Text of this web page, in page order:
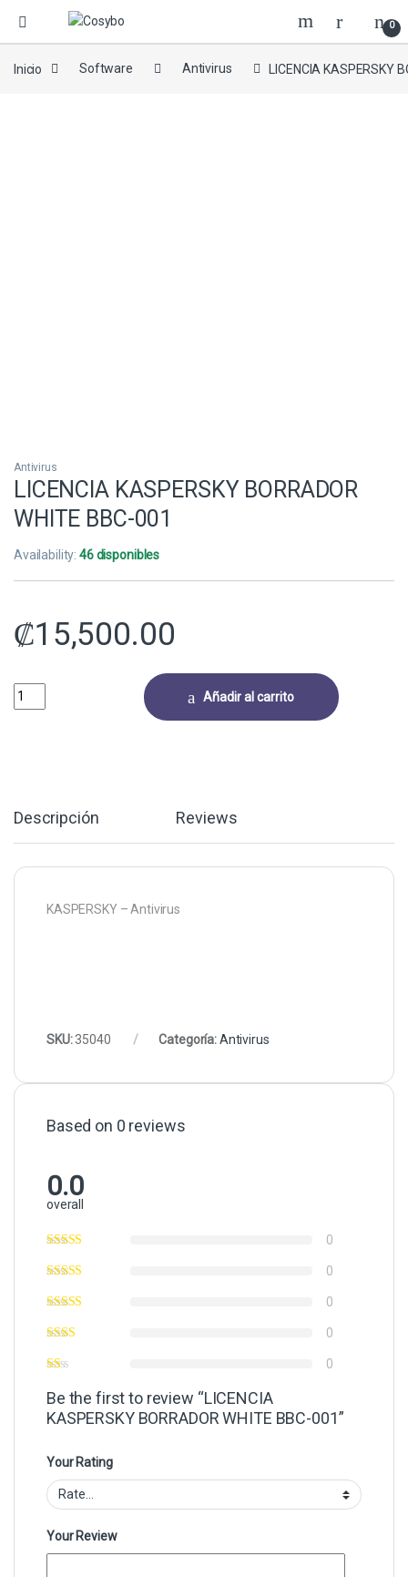
0
Inicio Software Antivirus LICENCIA KASPERSKY
Antivirus
LICENCIA KASPERSKY BORRADOR
WHITE BBC-001
Availability:46 disponibles
₡15,500.00
LICENCIA KASPERSKY BORRADOR WHITE BBC-001 quantity
Añadir al carrito
Descripción Reviews
KASPERSKY – Antivirus
SKU:35040 Categoría:Antivirus
Based on 0 reviews
0.0
overall
0
0
0
0
0
Be the first to review “LICENCIA
KASPERSKY BORRADOR WHITE BBC-001”
Your Rating
Your Review